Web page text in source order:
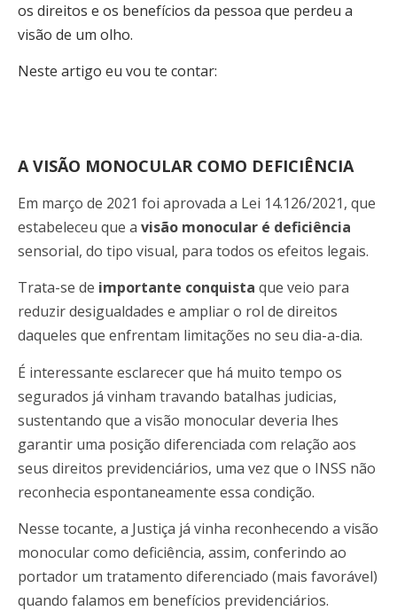
os direitos e os benefícios da pessoa que perdeu a
visão de um olho.
Neste artigo eu vou te contar:
A VISÃO MONOCULAR COMO DEFICIÊNCIA
Em março de 2021 foi aprovada a Lei 14.126/2021, que
estabeleceu que a visão monocular é deficiência
sensorial, do tipo visual, para todos os efeitos legais.
Trata-se de importante conquista que veio para
reduzir desigualdades e ampliar o rol de direitos
daqueles que enfrentam limitações no seu dia-a-dia.
É interessante esclarecer que há muito tempo os
segurados já vinham travando batalhas judicias,
sustentando que a visão monocular deveria lhes
garantir uma posição diferenciada com relação aos
seus direitos previdenciários, uma vez que o INSS não
reconhecia espontaneamente essa condição.
Nesse tocante, a Justiça já vinha reconhecendo a visão
monocular como deficiência, assim, conferindo ao
portador um tratamento diferenciado (mais favorável)
quando falamos em benefícios previdenciários.